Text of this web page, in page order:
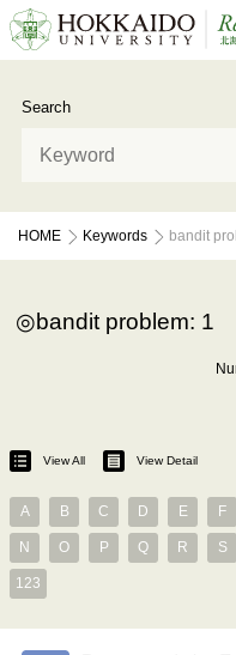
Search
HOME Keywords bandit
bandit problem: 1
View All View Detail
A B C D E F
N O P Q R S
123